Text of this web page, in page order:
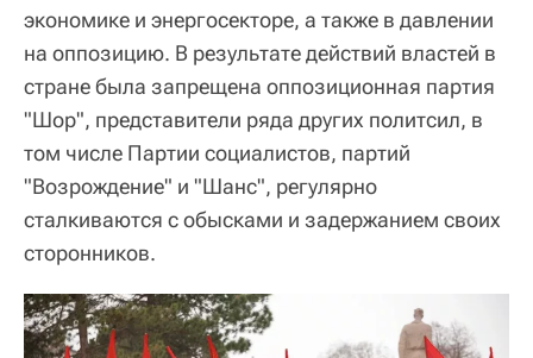
экономике и энергосекторе, а также в давлении
на оппозицию. В результате действий властей в
стране была запрещена оппозиционная партия
"Шор", представители ряда других политсил, в
том числе Партии социалистов, партий
"Возрождение" и "Шанс", регулярно
сталкиваются с обысками и задержанием своих
сторонников.